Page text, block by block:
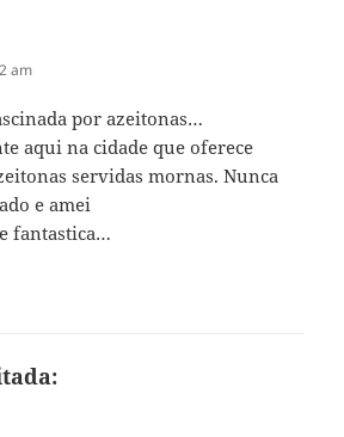
am
por azeitonas…
aqui na cidade que oferece
servidas mornas. Nunca
e amei
fantastica…